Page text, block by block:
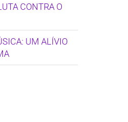
CONTRA O
UM ALÍVIO